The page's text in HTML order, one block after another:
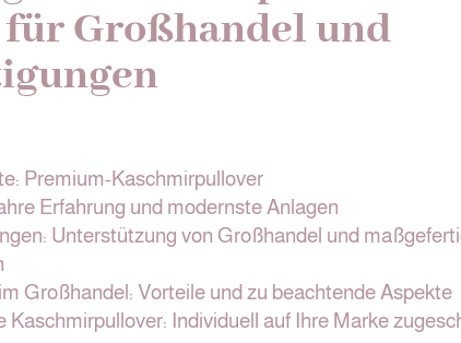
Großhandel und
Premium-Kaschmirpullover
Erfahrung und modernste Anlagen
Unterstützung von Großhandel und
Großhandel: Vorteile und zu beachtende Aspekte
Kaschmirpullover: Individuell auf Ihre Marke